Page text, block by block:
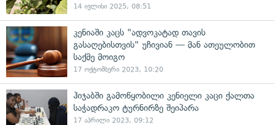
14 ივლისი 2025, 08:51
კენიაში კაცს "ადვოკატად თავის
გასაღებისთვის" უჩივიან — მან ათეულობით
საქმე მოიგო
17 ოქტომბერი 2023, 10:20
ჰიჯაბში გამოწყობილი კენიელი კაცი ქალთა
საჭადრაკო ტურნირზე შეიპარა
17 აპრილი 2023, 09:12